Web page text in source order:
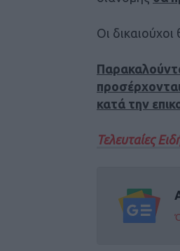
Οι
κατά την
Τελευταίες